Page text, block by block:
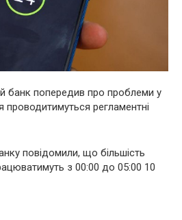
банк попередив про проблеми у
проводитимуться регламентні
повідомили, що більшість
з 00:00 до 05:00 10